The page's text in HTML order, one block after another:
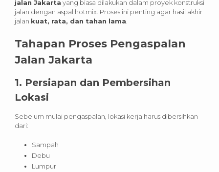
jalan Jakarta yang biasa dilakukan dalam proyek konstruksi
jalan dengan aspal hotmix. Proses ini penting agar hasil akhir
jalan kuat, rata, dan tahan lama
Tahapan Proses Pengaspalan
Jalan Jakarta
1. Persiapan dan Pembersihan
Lokasi
Sebelum mulai pengaspalan, lokasi kerja harus dibersihkan
dari:
Sampah
Debu
Lumpur